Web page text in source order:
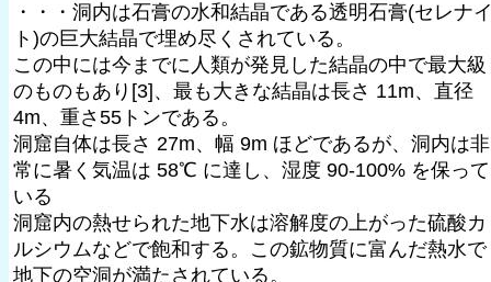
・・・洞内は石膏の水和結晶である透明石膏(セレナ
ト)の巨大結晶で埋め尽くされている。
この中には今までに人類が発見した結晶の中で最大級
のものもあり[3]、最も大きな結晶は長さ 11m、直径
4m、重さ55トンである。
洞窟自体は長さ 27m、幅 9m ほどであるが、洞内は非
常に暑く気温は 58℃ に達し、湿度 90-100% を保って
いる
洞窟内の熱せられた地下水は溶解度の上がった硫酸カ
ルシウムなどで飽和する。この鉱物質に富んだ熱水で
地下の空洞が満たされている。